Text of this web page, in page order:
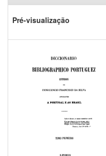
Pré-visualização